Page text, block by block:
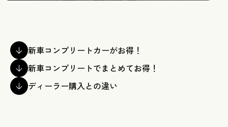
新車コンプリートカーがお得！
新車コンプリートでまとめてお得！
ディーラー購入との違い